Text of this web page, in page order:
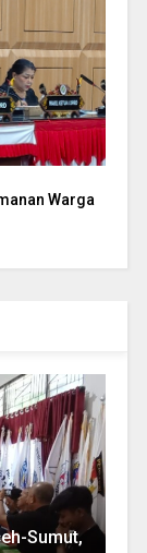
Warga
Sumut,